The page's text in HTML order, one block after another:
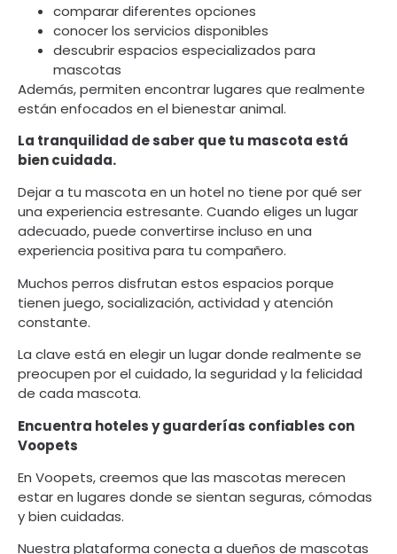
comparar diferentes opciones
conocer los servicios disponibles
descubrir espacios especializados para
mascotas
Además, permiten encontrar lugares que realmente
están enfocados en el bienestar animal.
La tranquilidad de saber que tu mascota está
bien cuidada.
Dejar a tu mascota en un hotel no tiene por qué ser
una experiencia estresante. Cuando eliges un lugar
adecuado, puede convertirse incluso en una
experiencia positiva para tu compañero.
Muchos perros disfrutan estos espacios porque
tienen juego, socialización, actividad y atención
constante.
La clave está en elegir un lugar donde realmente se
preocupen por el cuidado, la seguridad y la felicidad
de cada mascota.
Encuentra hoteles y guarderías confiables con
Voopets
En Voopets, creemos que las mascotas merecen
estar en lugares donde se sientan seguras, cómodas
y bien cuidadas.
Nuestra plataforma conecta a dueños de mascotas